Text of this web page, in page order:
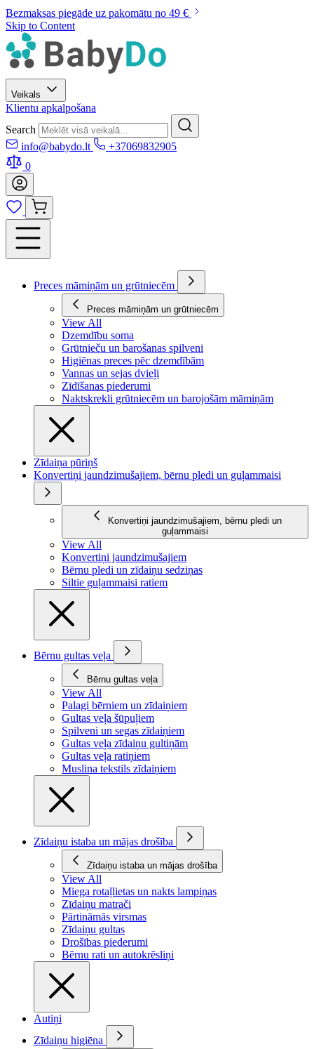
Bezmaksas piegāde uz pakomātu no 49 €
Skip to Content
Veikals
Klientu apkalpošana
Search
info@babydo.lt
+37069832905
0
Preces māmiņām un grūtniecēm
Preces māmiņām un grūtniecēm
View All
Dzemdību soma
Grūtnieču un barošanas spilveni
Higiēnas preces pēc dzemdībām
Vannas un sejas dvieļi
Zīdīšanas piederumi
Naktskrekli grūtniecēm un barojošām māmiņām
Zīdaiņa pūriņš
Konvertiņi jaundzimušajiem, bērnu pledi un guļammaisi
Konvertiņi jaundzimušajiem, bērnu pledi un
guļammaisi
View All
Konvertiņi jaundzimušajiem
Bērnu pledi un zīdaiņu sedziņas
Siltie guļammaisi ratiem
Bērnu gultas veļa
Bērnu gultas veļa
View All
Palagi bērniem un zīdaiņiem
Gultas veļa šūpuļiem
Spilveni un segas zīdaiņiem
Gultas veļa zīdaiņu gultiņām
Gultas veļa ratiņiem
Muslina tekstils zīdaiņiem
Zīdaiņu istaba un mājas drošība
Zīdaiņu istaba un mājas drošība
View All
Miega rotaļlietas un nakts lampiņas
Zīdaiņu matrači
Pārtināmās virsmas
Zīdaiņu gultas
Drošības piederumi
Bērnu rati un autokrēsliņi
Autiņi
Zīdaiņu higiēna